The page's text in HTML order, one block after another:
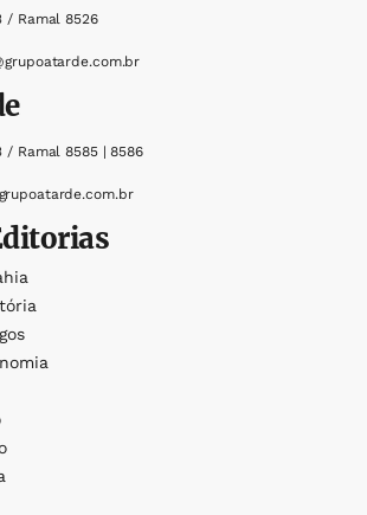
/ Ramal 8526
/ Ramal 8585 | 8586